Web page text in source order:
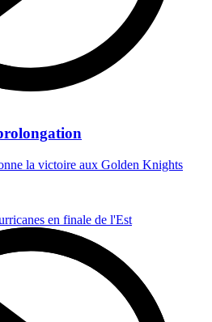
la victoire aux Golden Knights